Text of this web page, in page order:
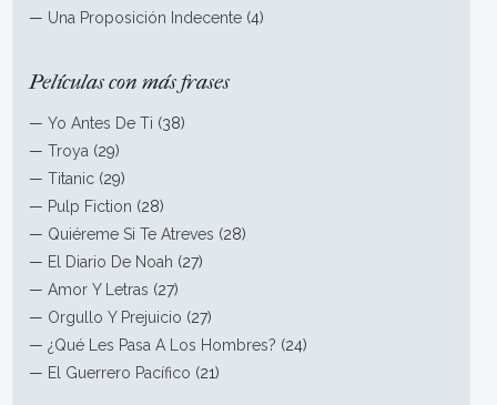
— Una Proposición Indecente (4)
Películas con más frases
—Yo Antes De Ti (38)
—Troya (29)
—Titanic (29)
— Pulp Fiction (28)
— Quiéreme Si Te Atreves (28)
— El Diario De Noah (27)
—Amor Y Letras (27)
— Orgullo Y Prejuicio (27)
—¿Qué Les Pasa A Los Hombres? (24)
— El Guerrero Pacífico (21)